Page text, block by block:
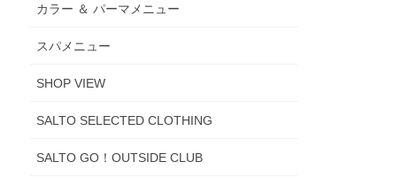
カラー ＆ パーマメニュー
スパメニュー
SHOP VIEW
SALTO SELECTED CLOTHING
SALTO GO！OUTSIDE CLUB